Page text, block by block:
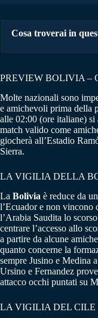
Cosa troverai in
PREVIEW BOLIVIA –
Molte nazionali sono
e amichevoli prima della
alle 02:00 (ore italiane) si
match valido come
giocherà all’Estadio
Sierra.
LA VIGILIA DELLA
La Bolivia è reduce da
l’Ecuador e non vincono
l’Arabia Saudita lo
centrare l’accesso allo
a partire da alcune
quanto concerne la
sempre Jusino e Medina
Ursino e Fernandez
attacco occhi puntati su
LA VIGILIA DEL CILE